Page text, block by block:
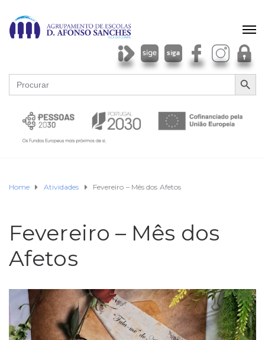
Search
for:
SEARCH
Home Atividades Fevereiro – Mês dos Afetos
Fevereiro – Mês dos
Afetos